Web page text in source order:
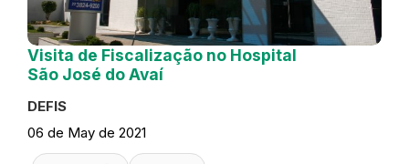
Visita de Fiscalização no Hospital
São José do Avaí
DEFIS
06 de May de 2021